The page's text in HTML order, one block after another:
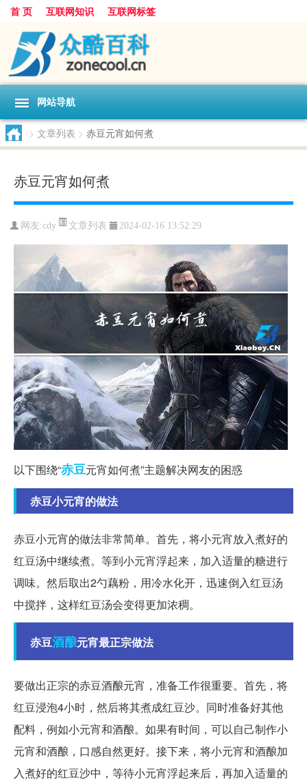
首 页 互联网知识 互联网标签
网站导航
> 文章列表 > 赤豆元宵如何煮
赤豆元宵如何煮
网友:cdy 文章列表 2024-02-16 13:52:29
以下围绕“赤豆元宵如何煮”主题解决网友的困惑
赤豆小元宵的做法
赤豆小元宵的做法非常简单。首先，将小元宵放入煮好的
红豆汤中继续煮。等到小元宵浮起来，加入适量的糖进行
调味。然后取出2勺藕粉，用冷水化开，迅速倒入红豆汤
中搅拌，这样红豆汤会变得更加浓稠。
赤豆酒酿元宵最正宗做法
要做出正宗的赤豆酒酿元宵，准备工作很重要。首先，将
红豆浸泡4小时，然后将其煮成红豆沙。同时准备好其他
配料，例如小元宵和酒酿。如果有时间，可以自己制作小
元宵和酒酿，口感自然更好。接下来，将小元宵和酒酿加
入煮好的红豆沙中，等待小元宵浮起来后，再加入适量的